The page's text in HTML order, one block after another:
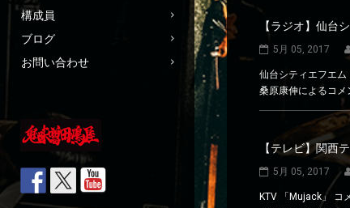
構成員
ブログ
お問い合わせ
【ラジオ】仙台
5月 05, 2017
仙台シティエフエ
桑原康伸によるコ
【テレビ】関西
5月 05, 2017
KTV 「Mujack」 コ